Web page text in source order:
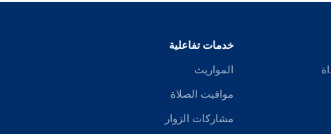
خدمات تفاعلية
المواريث
مواقيت الصلاة
مشاركات الزوار